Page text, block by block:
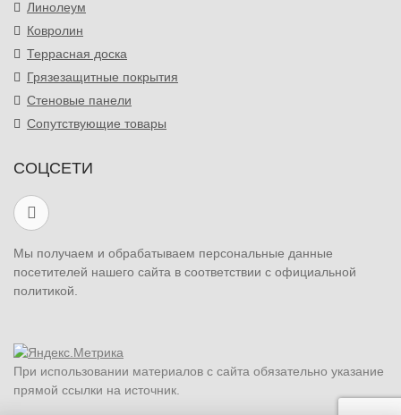
Линолеум
Ковролин
Террасная доска
Грязезащитные покрытия
Стеновые панели
Сопутствующие товары
СОЦСЕТИ
Мы получаем и обрабатываем персональные данные
посетителей нашего сайта в соответствии с официальной
политикой.
При использовании материалов с сайта обязательно указание
прямой ссылки на источник.